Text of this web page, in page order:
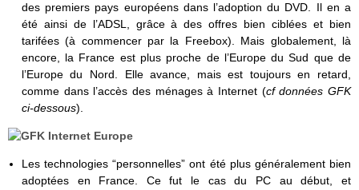
des premiers pays européens dans l’adoption du DVD. Il en a
été ainsi de l’ADSL, grâce à des offres bien ciblées et bien
tarifées (à commencer par la Freebox). Mais globalement, là
encore, la France est plus proche de l’Europe du Sud que de
l’Europe du Nord. Elle avance, mais est toujours en retard,
comme dans l’accès des ménages à Internet (cf données GFK
ci-dessous).
Les technologies “personnelles” ont été plus généralement bien
adoptées en France. Ce fut le cas du PC au début, et